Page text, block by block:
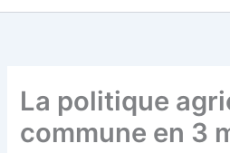
La politique
commune en 3